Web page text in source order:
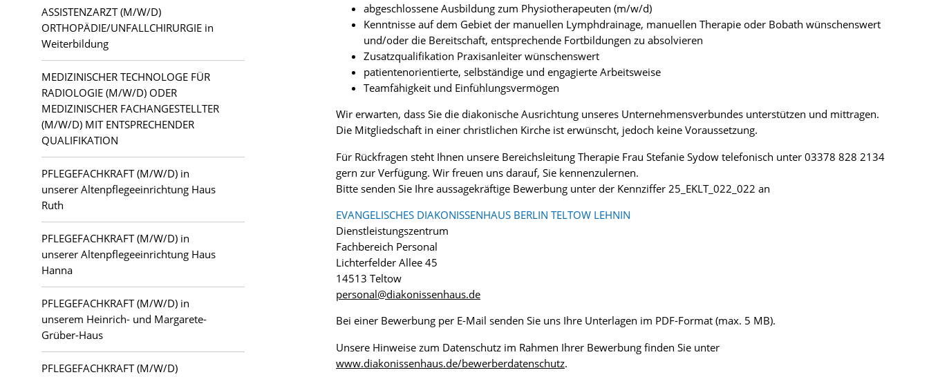
ASSISTENZARZT (M/W/D)
ORTHOPÄDIE/UNFALLCHIRURGIE in
Weiterbildung
MEDIZINISCHER TECHNOLOGE FÜR
RADIOLOGIE (M/W/D) ODER
MEDIZINISCHER FACHANGESTELLTER
(M/W/D) MIT ENTSPRECHENDER
QUALIFIKATION
PFLEGEFACHKRAFT (M/W/D) in
unserer Altenpflegeeinrichtung Haus
Ruth
PFLEGEFACHKRAFT (M/W/D) in
unserer Altenpflegeeinrichtung Haus
Hanna
PFLEGEFACHKRAFT (M/W/D) in
unserem Heinrich- und Margarete-
Grüber-Haus
PFLEGEFACHKRAFT (M/W/D)
abgeschlossene Ausbildung zum Physiotherapeuten (m/w/d)
Kenntnisse auf dem Gebiet der manuellen Lymphdrainage, manuellen Therapie oder Bobath wünschenswert
und/oder die Bereitschaft, entsprechende Fortbildungen zu absolvieren
Zusatzqualifikation Praxisanleiter wünschenswert
patientenorientierte, selbständige und engagierte Arbeitsweise
Teamfähigkeit und Einfühlungsvermögen
Wir erwarten, dass Sie die diakonische Ausrichtung unseres Unternehmensverbundes unterstützen und mittragen.
Die Mitgliedschaft in einer christlichen Kirche ist erwünscht, jedoch keine Voraussetzung.
Für Rückfragen steht Ihnen unsere Bereichsleitung Therapie Frau Stefanie Sydow telefonisch unter 03378 828 2134
gern zur Verfügung. Wir freuen uns darauf, Sie kennenzulernen.
Bitte senden Sie Ihre aussagekräftige Bewerbung unter der Kennziffer 25_EKLT_022_022 an
EVANGELISCHES DIAKONISSENHAUS BERLIN TELTOW LEHNIN
Dienstleistungszentrum
Fachbereich Personal
Lichterfelder Allee 45
14513 Teltow
personal@diakonissenhaus.de
Bei einer Bewerbung per E-Mail senden Sie uns Ihre Unterlagen im PDF-Format (max. 5 MB).
Unsere Hinweise zum Datenschutz im Rahmen Ihrer Bewerbung finden Sie unter
www.diakonissenhaus.de/bewerberdatenschutz.